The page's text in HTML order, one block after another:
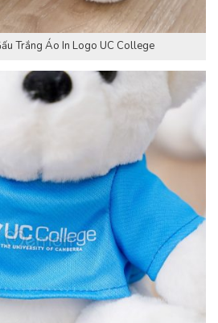
Trắng Áo In Logo UC College